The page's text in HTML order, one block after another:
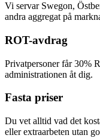
Vi servar Swegon,
andra aggregat på
ROT-avdrag
Privatpersoner får 30%
administrationen åt dig.
Fasta priser
Du vet alltid vad det
eller extraarbeten utan